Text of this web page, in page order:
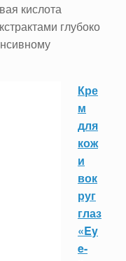
кислота
глубоко
Кре
м
для
кож
и
вок
руг
глаз
«Ey
e-